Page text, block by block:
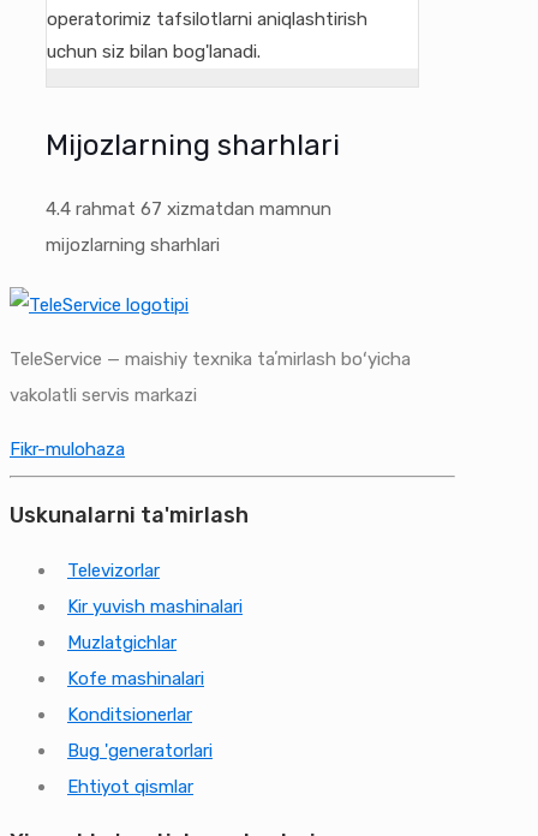
operatorimiz tafsilotlarni aniqlashtirish
uchun siz bilan bog'lanadi.
Mijozlarning sharhlari
4.4 rahmat 67 xizmatdan mamnun
mijozlarning sharhlari
TeleService — maishiy texnika taʼmirlash boʻyicha
vakolatli servis markazi
Fikr-mulohaza
Uskunalarni ta'mirlash
Televizorlar
Kir yuvish mashinalari
Muzlatgichlar
Kofe mashinalari
Konditsionerlar
Bug 'generatorlari
Ehtiyot qismlar